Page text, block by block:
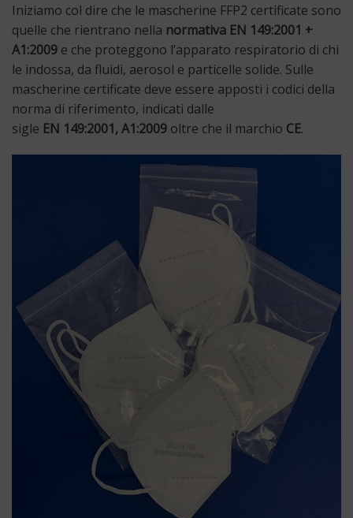
Iniziamo col dire che le mascherine FFP2 certificate sono
quelle che rientrano nella normativa EN 149:2001 +
A1:2009 e che proteggono l’apparato respiratorio di chi
le indossa, da fluidi, aerosol e particelle solide. Sulle
mascherine certificate deve essere apposti i codici della
norma di riferimento, indicati dalle
sigle EN 149:2001, A1:2009 oltre che il marchio CE.